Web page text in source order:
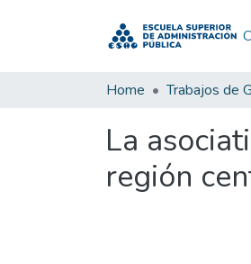
Home Trabajos de
La
región